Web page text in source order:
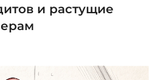
и растущие